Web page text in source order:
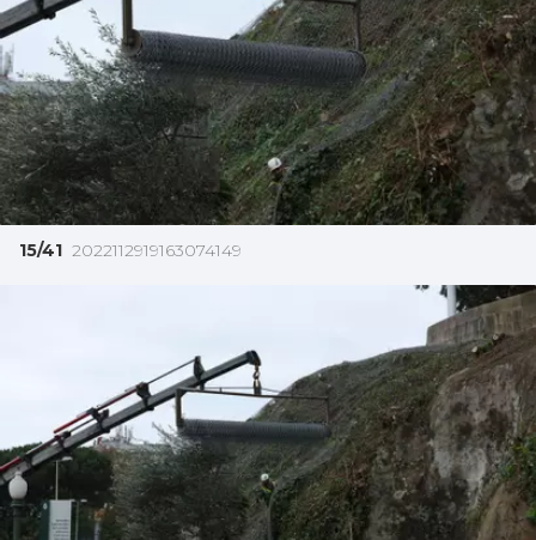
15/41 2022112919163074149